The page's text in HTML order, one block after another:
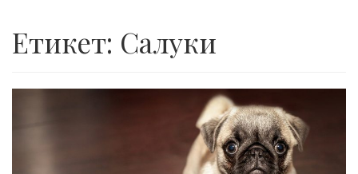
Етикет: Салуки